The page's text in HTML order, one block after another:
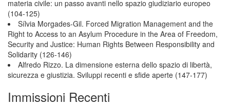
materia civile: un passo avanti nello spazio giudiziario europeo
(104-125)
Sílvia Morgades-Gil. Forced Migration Management and the
Right to Access to an Asylum Procedure in the Area of Freedom,
Security and Justice: Human Rights Between Responsibility and
Solidarity (126-146)
Alfredo Rizzo. La dimensione esterna dello spazio di libertà,
sicurezza e giustizia. Sviluppi recenti e sfide aperte (147-177)
Immissioni Recenti